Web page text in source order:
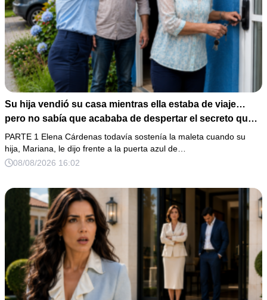
Su hija vendió su casa mientras ella estaba de viaje…
pero no sabía que acababa de despertar el secreto que
su padre dejó antes de morir
PARTE 1 Elena Cárdenas todavía sostenía la maleta cuando su
hija, Mariana, le dijo frente a la puerta azul de…
08/08/2026 16:02